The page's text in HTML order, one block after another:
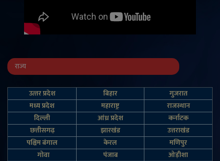
राज्य
उत्‍तर प्रदेश बिहार
गुजरात
मध्य प्रदेश
महाराष्ट्र
राजस्थान
दिल्‍ली
आंध्र प्रदेश
कर्नाटक
छत्तीसगढ़
झारखंड
उत्तराखंड
पश्चिम बंगाल
केरल
मणिपुर
गोवा
पंजाब
ओड़ीशा